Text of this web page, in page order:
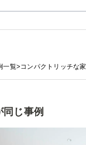
一覧> コンパクトリッチな家
同じ事例